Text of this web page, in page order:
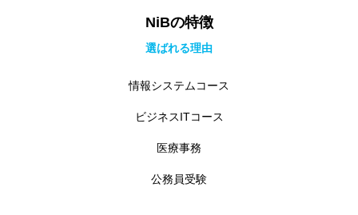
NiBの特徴
選ばれる理由
情報システムコース
ビジネスITコース
医療事務
公務員受験